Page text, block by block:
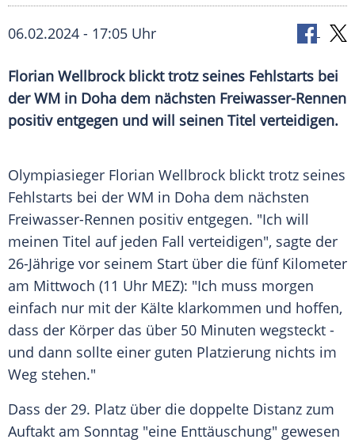
06.02.2024 - 17:05 Uhr
Florian Wellbrock blickt trotz seines Fehlstarts bei
der WM in Doha dem nächsten Freiwasser-Rennen
positiv entgegen und will seinen Titel verteidigen.
Olympiasieger Florian Wellbrock blickt trotz seines
Fehlstarts bei der WM in Doha dem nächsten
Freiwasser-Rennen positiv entgegen. "Ich will
meinen Titel auf jeden Fall verteidigen", sagte der
26-Jährige vor seinem Start über die fünf Kilometer
am Mittwoch (11 Uhr MEZ): "Ich muss morgen
einfach nur mit der Kälte klarkommen und hoffen,
dass der Körper das über 50 Minuten wegsteckt -
und dann sollte einer guten Platzierung nichts im
Weg stehen."
Dass der 29. Platz über die doppelte Distanz zum
Auftakt am Sonntag "eine Enttäuschung" gewesen